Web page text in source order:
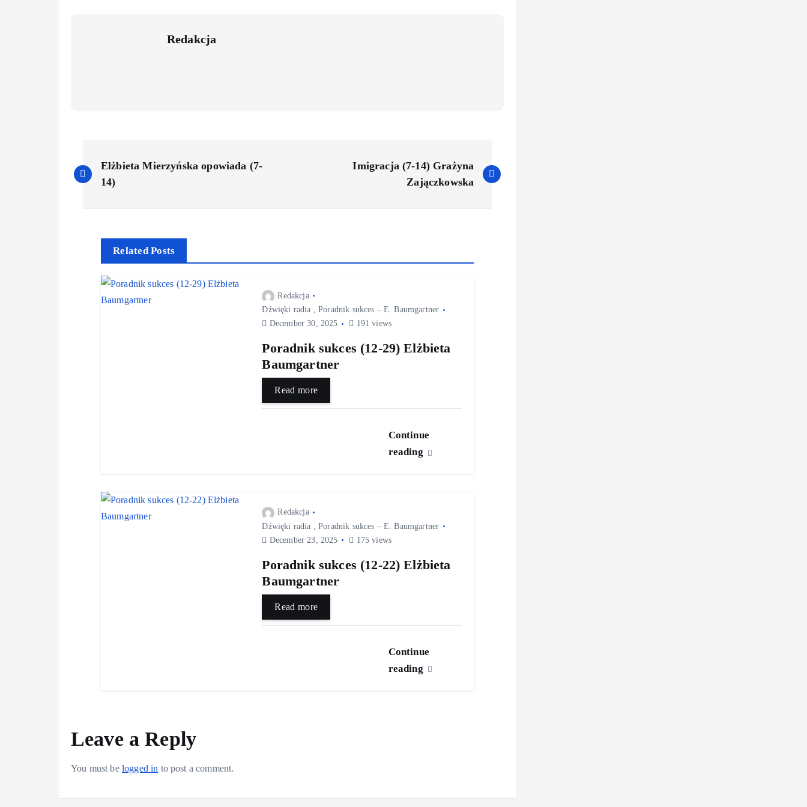
Redakcja
Elżbieta Mierzyńska opowiada (7-
14)
Imigracja (7-14) Grażyna
Zajączkowska
Related Posts
Redakcja
Dźwięki radia ,Poradnik sukces – E. Baumgartner
December 30, 2025
191 views
Poradnik sukces (12-29) Elżbieta
Baumgartner
Read more
Continue
reading
Redakcja
Dźwięki radia ,Poradnik sukces – E. Baumgartner
December 23, 2025
175 views
Poradnik sukces (12-22) Elżbieta
Baumgartner
Read more
Continue
reading
Leave a Reply
You must be logged in to post a comment.